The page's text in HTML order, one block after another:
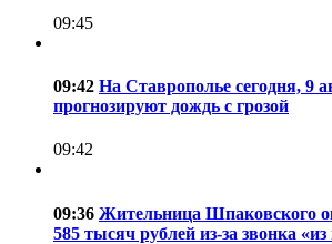
09:45
09:42 На Ставрополье сегодня, 9
прогнозируют дождь с грозой
09:42
09:36 Жительница Шпаковского
585 тысяч рублей из-за звонка «из